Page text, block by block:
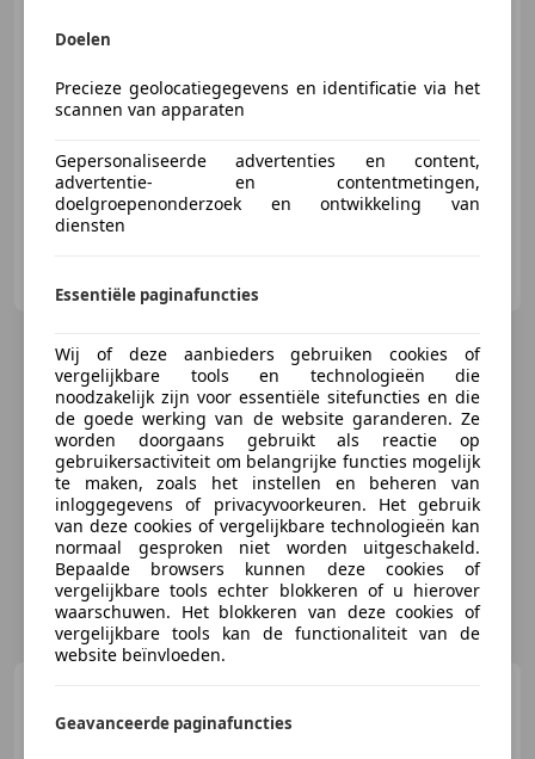
04/2019 50.930 km
G63 Uitvoering
Doelen
Precieze geolocatiegegevens en identificatie via het
scannen van apparaten
Gepersonaliseerde advertenties en content,
advertentie- en contentmetingen,
doelgroepenonderzoek en ontwikkeling van
diensten
Essentiële paginafuncties
Wij of deze aanbieders gebruiken cookies of
vergelijkbare tools en technologieën die
noodzakelijk zijn voor essentiële sitefuncties en die
de goede werking van de website garanderen. Ze
worden doorgaans gebruikt als reactie op
gebruikersactiviteit om belangrijke functies mogelijk
te maken, zoals het instellen en beheren van
inloggegevens of privacyvoorkeuren. Het gebruik
van deze cookies of vergelijkbare technologieën kan
normaal gesproken niet worden uitgeschakeld.
Bepaalde browsers kunnen deze cookies of
vergelijkbare tools echter blokkeren of u hierover
waarschuwen. Het blokkeren van deze cookies of
vergelijkbare tools kan de functionaliteit van de
website beïnvloeden.
Geavanceerde paginafuncties